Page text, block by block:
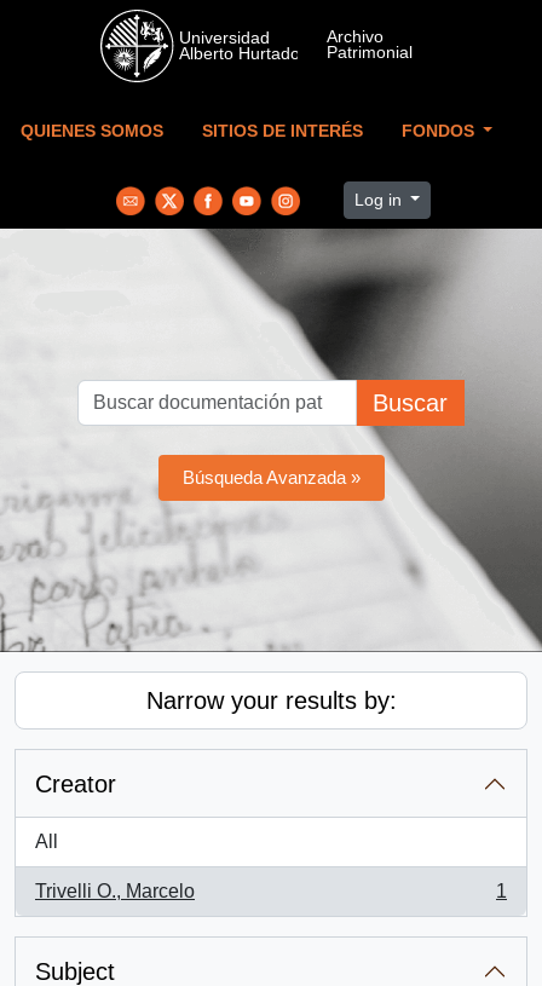
Skip to main content
QUIENES SOMOS SITIOS DE INTERÉS FONDOS
Log in
Buscar
Búsqueda Avanzada »
Narrow your results by:
Creator
All
Trivelli O., Marcelo
, 1 results
1
Subject